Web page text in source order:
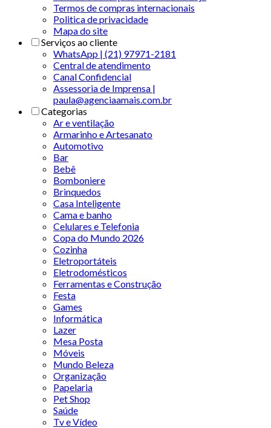
Termos de compras internacionais
Politica de privacidade
Mapa do site
Serviços ao cliente
WhatsApp | (21) 97971-2181
Central de atendimento
Canal Confidencial
Assessoria de Imprensa |
paula@agenciaamais.com.br
Categorias
Ar e ventilação
Armarinho e Artesanato
Automotivo
Bar
Bebê
Bomboniere
Brinquedos
Casa Inteligente
Cama e banho
Celulares e Telefonia
Copa do Mundo 2026
Cozinha
Eletroportáteis
Eletrodomésticos
Ferramentas e Construção
Festa
Games
Informática
Lazer
Mesa Posta
Móveis
Mundo Beleza
Organização
Papelaria
Pet Shop
Saúde
Tv e Vídeo